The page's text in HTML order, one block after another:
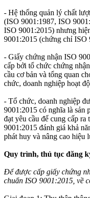
- Hệ thống quản lý chất
(ISO 9001:1987, ISO
ISO 9001:2015) nhưng
9001:2015 (chứng chỉ ISO
- Giấy chứng nhận ISO
cấp bởi tổ chức chứng
cầu cơ bản và tổng quan
chức, doanh nghiệp hoạt
- Tổ chức, doanh nghiệp
9001:2015 có nghĩa là sản
đạt yêu cầu để cung cấp
9001:2015 đánh giá khả
phát huy và nâng cao hiệu
Quy trình, thủ tục đăng
Để được cấp giấy chứng
chuẩn ISO 9001:2015, về